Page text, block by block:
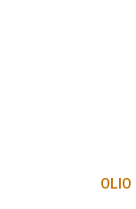
OLIO